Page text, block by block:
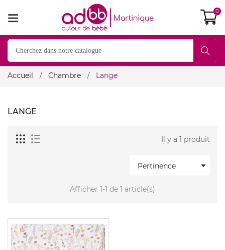
0
Accueil Chambre Lange
LANGE
Il y a 1 produit
Pertinence 
Afficher 1-1 de 1 article(s)